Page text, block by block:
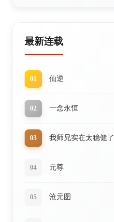
最新连载
01 仙逆
02 一念永恒
03 我师兄实在太稳健了
04 元尊
05 沧元图